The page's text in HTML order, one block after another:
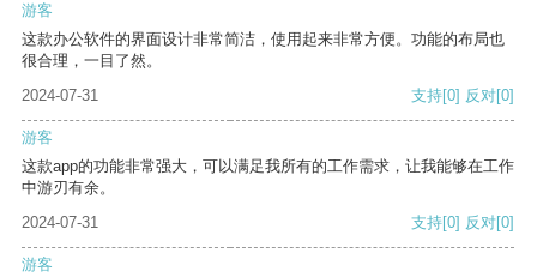
游客
这款办公软件的界面设计非常简洁，使用起来非常方便。功能的布局也
很合理，一目了然。
2024-07-31
支持[0] 反对[0]
游客
这款app的功能非常强大，可以满足我所有的工作需求，让我能够在工作
中游刃有余。
2024-07-31
支持[0] 反对[0]
游客